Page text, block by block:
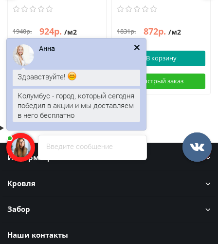
1940р. 924р. /м2
Быстрый заказ
1831р. 872р. /м2
В корзину
Быстрый заказ
Информация
Кровля
Забор
Наши контакты
Введите сообщение
Анна
Здравствуйте!
Колумбус - город, который сегодня
победил в акции и мы доставляем
в него бесплатно